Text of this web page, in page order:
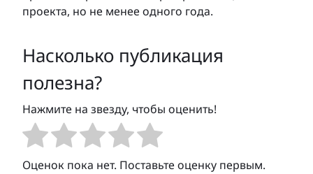
проекта, но не менее одного года.
Насколько публикация
полезна?
Нажмите на звезду, чтобы оценить!
Оценок пока нет. Поставьте оценку первым.